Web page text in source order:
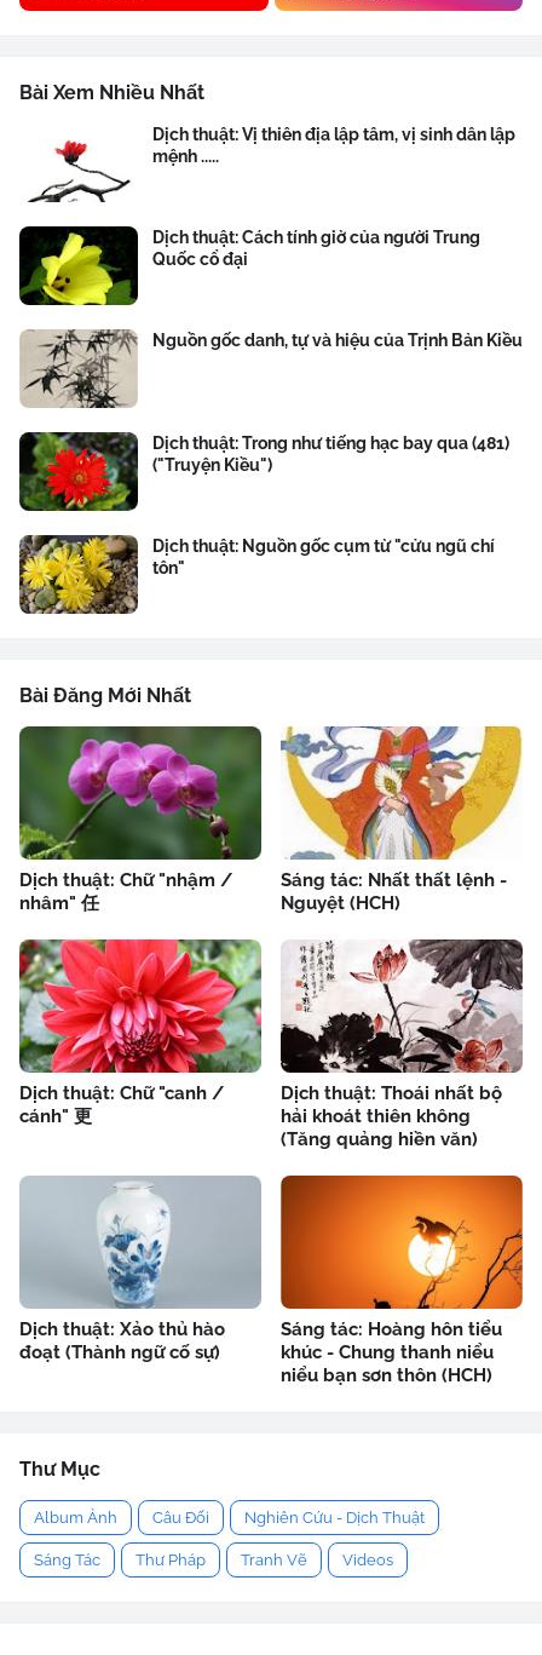
Bài Xem Nhiều Nhất
Dịch thuật: Vị thiên địa lập tâm, vị sinh dân lập
mệnh .....
Dịch thuật: Cách tính giờ của người Trung
Quốc cổ đại
Nguồn gốc danh, tự và hiệu của Trịnh Bản Kiều
Dịch thuật: Trong như tiếng hạc bay qua (481)
("Truyện Kiều")
Dịch thuật: Nguồn gốc cụm từ "cửu ngũ chí
tôn"
Bài Đăng Mới Nhất
Dịch thuật: Chữ "nhậm /
nhâm" 任
Sáng tác: Nhất thất lệnh -
Nguyệt (HCH)
Dịch thuật: Chữ "canh /
cánh" 更
Dịch thuật: Thoái nhất bộ
hải khoát thiên không
(Tăng quảng hiền văn)
Dịch thuật: Xảo thủ hào
đoạt (Thành ngữ cố sự)
Sáng tác: Hoàng hôn tiểu
khúc - Chung thanh niểu
niểu bạn sơn thôn (HCH)
Thư Mục
Album Ảnh Câu Đối Nghiên Cứu - Dịch Thuật
Sáng Tác Thư Pháp Tranh Vẽ Videos